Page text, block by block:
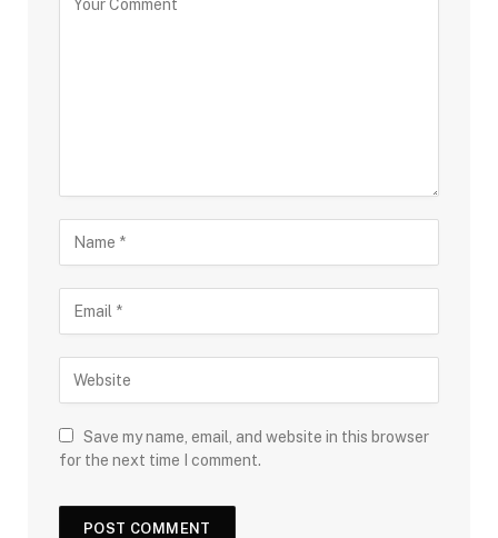
Save my name, email, and website in this browser
for the next time I comment.